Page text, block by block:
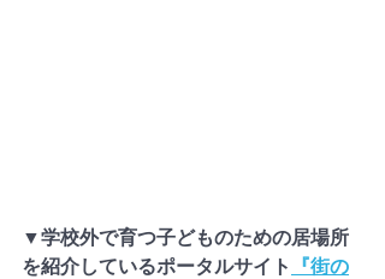
▼学校外で育つ子どものための居場所
を紹介しているポータルサイト
『街の